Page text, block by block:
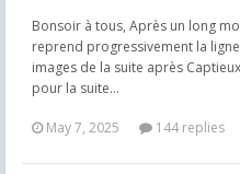
Bonsoir à tous, Après un long
reprend progressivement la
images de la suite après
pour la suite...
May 7, 2025 144 replies